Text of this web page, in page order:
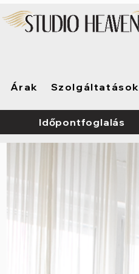
Árak Szolgáltatások
Időpontfoglalás